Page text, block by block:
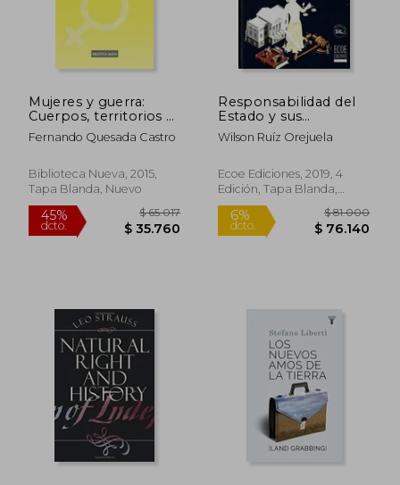
45%
dcto. $ 76.152 dcto.
Mujeres y guerra:
Cuerpos, territorios y
anexiones
Fernando Quesada Castro
Biblioteca Nueva, 2015,
Tapa Blanda, Nuevo
Responsabilidad del
Estado y sus
regímenes – 4ta
edición
Wilson Ruíz Orejuela
Ecoe Ediciones, 2019, 4
Edición, Tapa Blanda,
Nuevo